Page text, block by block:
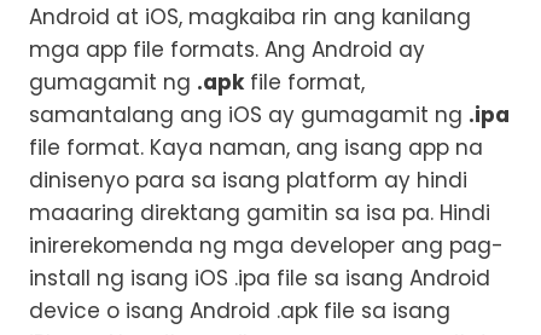
Android at iOS, magkaiba rin ang kanilang
mga app file formats. Ang Android ay
gumagamit ng .apk file format,
samantalang ang iOS ay gumagamit ng .ipa
file format. Kaya naman, ang isang app na
dinisenyo para sa isang platform ay hindi
maaaring direktang gamitin sa isa pa. Hindi
inirerekomenda ng mga developer ang pag-
install ng isang iOS .ipa file sa isang Android
device o isang Android .apk file sa isang